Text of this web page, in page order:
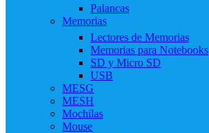
Palancas
Memorias
Lectores de Memorias
Memorias para Notebooks
SD y Micro SD
USB
MESG
MESH
Mochilas
Mouse